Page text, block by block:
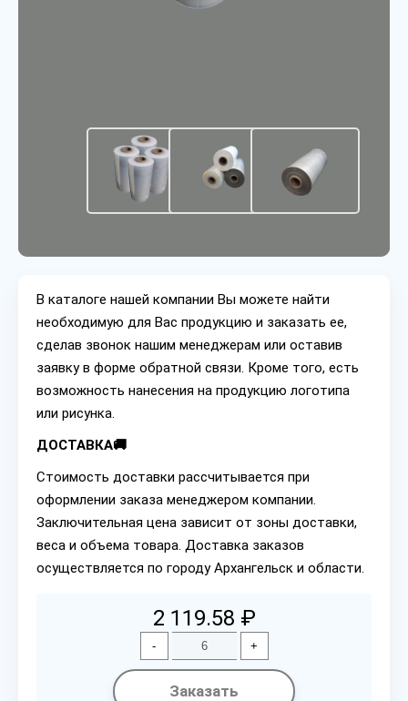
В каталоге нашей компании Вы можете найти
необходимую для Вас продукцию и заказать ее,
сделав звонок нашим менеджерам или оставив
заявку в форме обратной связи. Кроме того, есть
возможность нанесения на продукцию логотипа
или рисунка.
ДОСТАВКА🚚
Стоимость доставки рассчитывается при
оформлении заказа менеджером компании.
Заключительная цена зависит от зоны доставки,
веса и объема товара. Доставка заказов
осуществляется по городу Архангельск и области.
2 119.58 ₽
- +
Заказать